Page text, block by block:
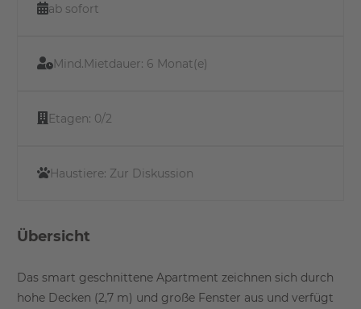
ab sofort
Mind.Mietdauer: 6 Monat(e)
Etagen: 0/2
Haustiere: Zur Diskussion
Übersicht
Das smart geschnittene Apartment zeichnen sich durch
hohe Decken (2,7 m) und große Fenster aus und verfügt